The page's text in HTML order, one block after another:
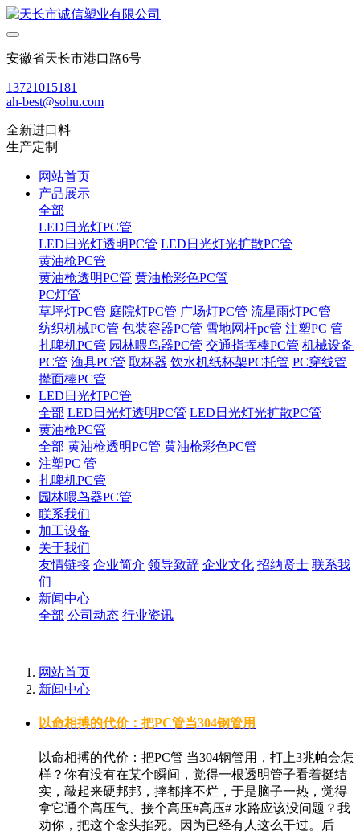
安徽省天长市港口路6号
13721015181
ah-best@sohu.com
全新进口料
生产定制
网站首页
产品展示
全部
LED日光灯PC管
LED日光灯透明PC管 LED日光灯光扩散PC管
黄油枪PC管
黄油枪透明PC管 黄油枪彩色PC管
PC灯管
草坪灯PC管 庭院灯PC管 广场灯PC管 流星雨灯PC管
纺织机械PC管 包装容器PC管 雪地网杆pc管 注塑PC 管
扎啤机PC管 园林喂鸟器PC管 交通指挥棒PC管 机械设备
PC管 渔具PC管 取杯器 饮水机纸杯架PC托管 PC穿线管
撵面棒PC管
LED日光灯PC管
全部 LED日光灯透明PC管 LED日光灯光扩散PC管
黄油枪PC管
全部 黄油枪透明PC管 黄油枪彩色PC管
注塑PC 管
扎啤机PC管
园林喂鸟器PC管
联系我们
加工设备
关于我们
友情链接 企业简介 领导致辞 企业文化 招纳贤士 联系我
们
新闻中心
全部 公司动态 行业资讯
网站首页
新闻中心
以命相搏的代价：把PC管当304钢管用
以命相搏的代价：把PC管 当304钢管用，打上3兆帕会怎
样？你有没有在某个瞬间，觉得一根透明管子看着挺结
实，敲起来硬邦邦，摔都摔不烂，于是脑子一热，觉得
拿它通个高压气、接个高压#高压# 水路应该没问题？我
劝你，把这个念头掐死。因为已经有人这么干过。后